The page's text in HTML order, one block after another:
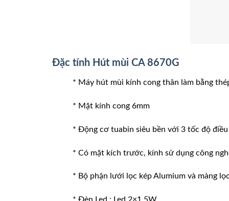
Đặc tính Hút mùi CA 8670G
* Máy hút mùi kính cong thân làm bằng
* Mặt kính cong 6mm
* Động cơ tuabin siêu bền với 3 tốc độ điều
* Có mặt kích trước, kính sử dụng công
* Bộ phận lưới lọc kép Alumium và màng